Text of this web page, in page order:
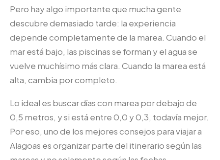
Pero hay algo importante que mucha gente
descubre demasiado tarde: la experiencia
depende completamente de la marea. Cuando el
mar está bajo, las piscinas se forman y el agua se
vuelve muchísimo más clara. Cuando la marea está
alta, cambia por completo.
Lo ideal es buscar días con marea por debajo de
0,5 metros, y si está entre 0,0 y 0,3, todavía mejor.
Por eso, uno de los mejores consejos para viajar a
Alagoas es organizar parte del itinerario según las